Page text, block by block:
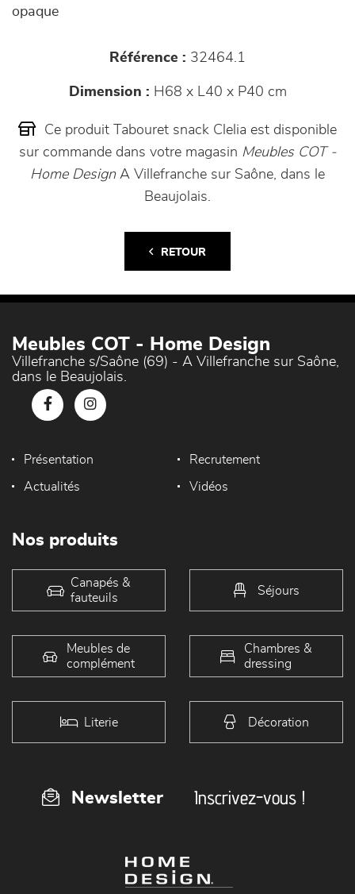
opaque
Référence : 32464.1
Dimension : H68 x L40 x P40 cm
Ce produit Tabouret snack Clelia est disponible
sur commande dans votre magasin Meubles COT -
Home DesignA Villefranche sur Saône, dans le
Beaujolais.
RETOUR
Meubles COT - Home Design
Villefranche s/Saône (69) - A Villefranche sur Saône,
dans le Beaujolais.
Présentation Recrutement
Actualités Vidéos
Nos produits
Canapés &
fauteuils
Séjours
Meubles de
complément
Chambres &
dressing
Literie Décoration
Newsletter Inscrivez-vous !